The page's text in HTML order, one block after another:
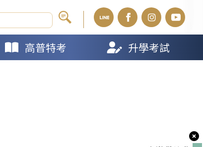
高普特考 升學考試